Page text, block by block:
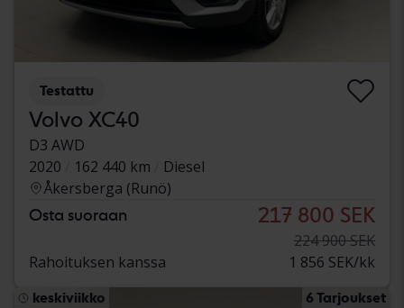
Testattu
Volvo XC40
D3 AWD
2020
162 440 km
Diesel
Åkersberga (Runö)
Osta suoraan 217 800 SEK
224 900 SEK
Rahoituksen kanssa
1 856 SEK/kk
keskiviikko 6 Tarjoukset